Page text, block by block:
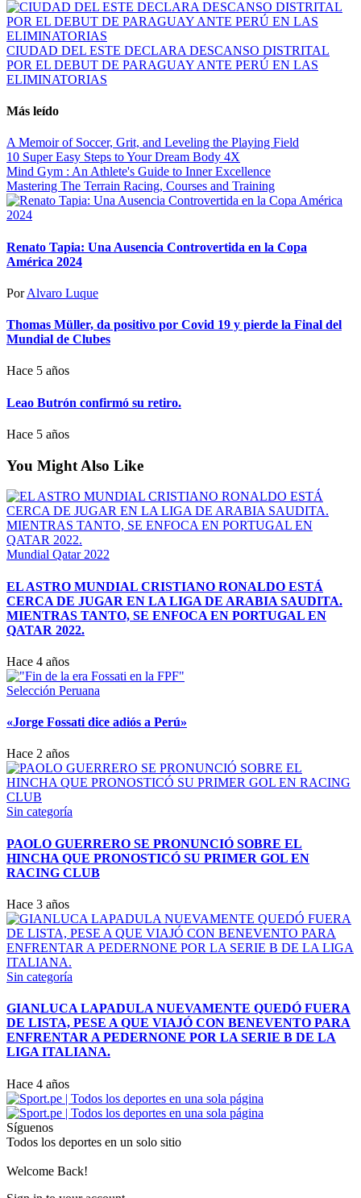
CIUDAD DEL ESTE DECLARA DESCANSO DISTRITAL
POR EL DEBUT DE PARAGUAY ANTE PERÚ EN LAS
ELIMINATORIAS
Más leído
A Memoir of Soccer, Grit, and Leveling the Playing Field
10 Super Easy Steps to Your Dream Body 4X
Mind Gym : An Athlete's Guide to Inner Excellence
Mastering The Terrain Racing, Courses and Training
Renato Tapia: Una Ausencia Controvertida en la Copa
América 2024
Por Alvaro Luque
Thomas Müller, da positivo por Covid 19 y pierde la Final del
Mundial de Clubes
Hace 5 años
Leao Butrón confirmó su retiro.
Hace 5 años
You Might Also Like
Mundial Qatar 2022
EL ASTRO MUNDIAL CRISTIANO RONALDO ESTÁ
CERCA DE JUGAR EN LA LIGA DE ARABIA SAUDITA.
MIENTRAS TANTO, SE ENFOCA EN PORTUGAL EN
QATAR 2022.
Hace 4 años
Selección Peruana
«Jorge Fossati dice adiós a Perú»
Hace 2 años
Sin categoría
PAOLO GUERRERO SE PRONUNCIÓ SOBRE EL
HINCHA QUE PRONOSTICÓ SU PRIMER GOL EN
RACING CLUB
Hace 3 años
Sin categoría
GIANLUCA LAPADULA NUEVAMENTE QUEDÓ FUERA
DE LISTA, PESE A QUE VIAJÓ CON BENEVENTO PARA
ENFRENTAR A PEDERNONE POR LA SERIE B DE LA
LIGA ITALIANA.
Hace 4 años
Síguenos
Todos los deportes en un solo sitio
Welcome Back!